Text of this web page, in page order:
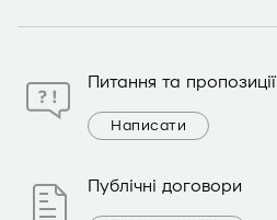
Питання та пропозиції
Написати
Публічні договори